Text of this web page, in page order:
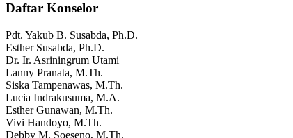
Daftar Konselor
Pdt. Yakub B. Susabda, Ph.D.
Esther Susabda, Ph.D.
Dr. Ir. Asriningrum Utami
Lanny Pranata, M.Th.
Siska Tampenawas, M.Th.
Lucia Indrakusuma, M.A.
Esther Gunawan, M.Th.
Vivi Handoyo, M.Th.
Debby M. Soeseno, M.Th.